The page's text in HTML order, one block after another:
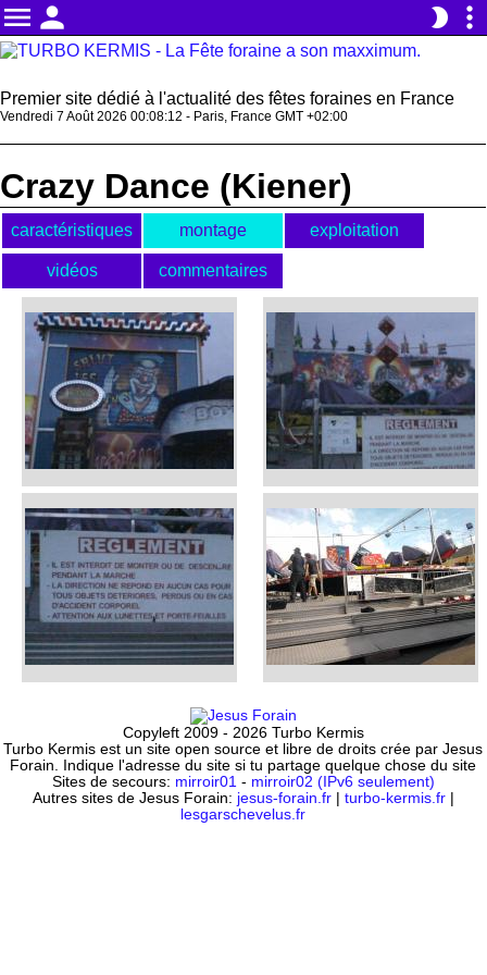
menu person brightness_2 more_vert
Premier site dédié à l'actualité des fêtes foraines en France
Vendredi 7 Août 2026 00:08:13 - Paris, France GMT +02:00
Crazy Dance (Kiener)
caractéristiques montage exploitation
vidéos commentaires
Copyleft 2009 - 2026 Turbo Kermis
Turbo Kermis est un site open source et libre de droits crée par Jesus
Forain. Indique l'adresse du site si tu partage quelque chose du site
Sites de secours: mirroir01 - mirroir02 (IPv6 seulement)
Autres sites de Jesus Forain: jesus-forain.fr| turbo-kermis.fr|
lesgarschevelus.fr